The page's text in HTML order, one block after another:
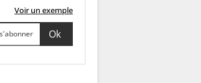
Voir un exemple